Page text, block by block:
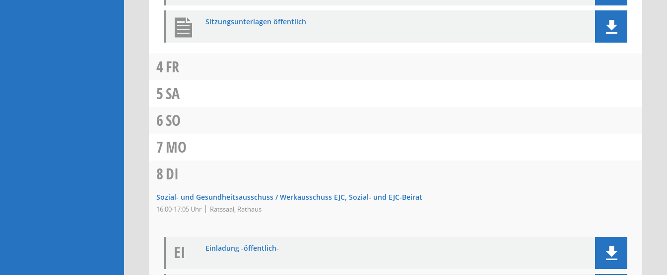
Sitzungsunterlagen öffentlich
4FR
5SA
6SO
7MO
8DI
Sozial- und Gesundheitsausschuss / Werkausschuss EJC, Sozial- und EJC-Beirat
16:00-17:05 Uhr Ratssaal, Rathaus
EI Einladung -öffentlich-